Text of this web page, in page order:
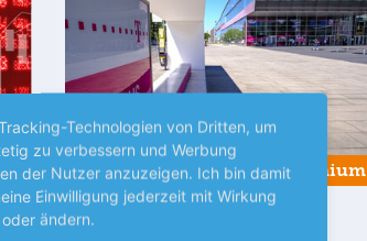
Premium
BÖRSENGERÜCHTE
Technologien von Dritten, um
zu verbessern und Werbung
der Nutzer anzuzeigen. Ich bin damit
Einwilligung jederzeit mit Wirkung
ändern.